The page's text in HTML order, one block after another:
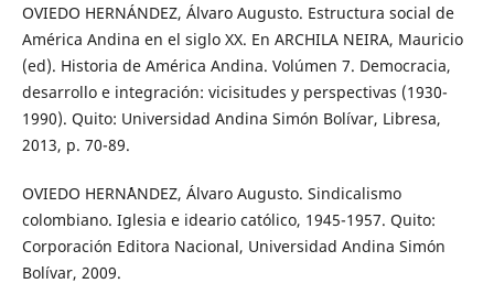
OVIEDO HERNÁNDEZ, Álvaro Augusto. Estructura social de
América Andina en el siglo XX. En ARCHILA NEIRA, Mauricio
(ed). Historia de América Andina. Volúmen 7. Democracia,
desarrollo e integración: vicisitudes y perspectivas (1930-
1990). Quito: Universidad Andina Simón Bolívar, Libresa,
2013, p. 70-89.
OVIEDO HERN´´ANDEZ, Álvaro Augusto. Sindicalismo
colombiano. Iglesia e ideario católico, 1945-1957. Quito:
Corporación Editora Nacional, Universidad Andina Simón
Bolívar, 2009.